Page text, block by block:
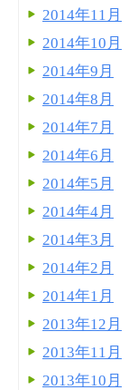
2014年11月
2014年10月
2014年9月
2014年8月
2014年7月
2014年6月
2014年5月
2014年4月
2014年3月
2014年2月
2014年1月
2013年12月
2013年11月
2013年10月